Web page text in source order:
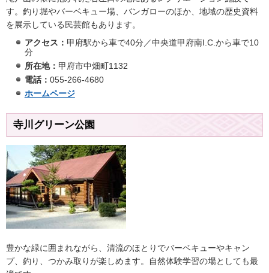
す。釣り堀やバーベキュー場、バンガローのほか、地域の歴史資料
を展示している民芸館もあります。
アクセス： 甲府駅から車で40分／中央道甲府南I.C.から車で10
分
所在地： 甲府市中畑町1132
電話： 055-266-4680
ホームページ
寺川グリーン公園
豊かな緑に囲まれながら、清流のほとりでバーベキューやキャン
プ、釣り、つかみ取りが楽しめます。自然体験学習の場としても最